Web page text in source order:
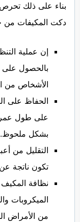
بناء على ذلك
دكت المكيفات من
إن عملية
بالحصول على
الأشخاص من
الحفاظ على
على طول
بشكل ملحوظ.
التقليل من
تكون ناتجة
نظافة
الميكروبات
من الأمراض